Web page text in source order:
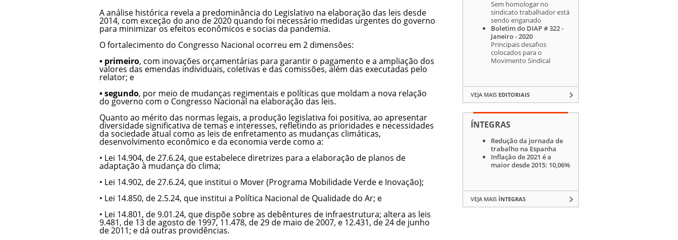
A análise histórica revela a predominância do Legislativo na elaboração das leis desde
2014, com exceção do ano de 2020 quando foi necessário medidas urgentes do governo
para minimizar os efeitos econômicos e socias da pandemia.
O fortalecimento do Congresso Nacional ocorreu em 2 dimensões:
• primeiro, com inovações orçamentárias para garantir o pagamento e a ampliação dos
valores das emendas individuais, coletivas e das comissões, além das executadas pelo
relator; e
• segundo, por meio de mudanças regimentais e políticas que moldam a nova relação
do governo com o Congresso Nacional na elaboração das leis.
Quanto ao mérito das normas legais, a produção legislativa foi positiva, ao apresentar
diversidade significativa de temas e interesses, refletindo as prioridades e necessidades
da sociedade atual como as leis de enfretamento as mudanças climáticas,
desenvolvimento econômico e da economia verde como a:
• Lei 14.904, de 27.6.24, que estabelece diretrizes para a elaboração de planos de
adaptação à mudança do clima;
• Lei 14.902, de 27.6.24, que institui o Mover (Programa Mobilidade Verde e Inovação);
• Lei 14.850, de 2.5.24, que institui a Política Nacional de Qualidade do Ar; e
• Lei 14.801, de 9.01.24, que dispõe sobre as debêntures de infraestrutura; altera as leis
9.481, de 13 de agosto de 1997, 11.478, de 29 de maio de 2007, e 12.431, de 24 de junho
de 2011; e dá outras providências.
Sem homologar no
sindicato trabalhador está
sendo enganado
Boletim do DIAP # 322 -
Janeiro - 2020
Principais desafios
colocados para o
Movimento Sindical
VEJA MAIS EDITORIAIS
ÍNTEGRAS
Redução da jornada de
trabalho na Espanha
Inflação de 2021 é a
maior desde 2015: 10,06%
VEJA MAIS ÍNTEGRAS